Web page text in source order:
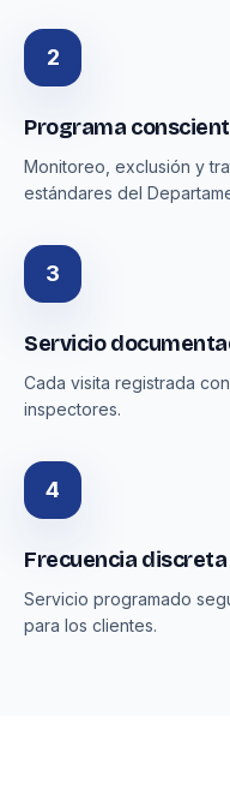
2
Programa
Monitoreo, exclusión y
estándares del
3
Servicio
Cada visita registrada
inspectores.
4
Frecuencia discreta
Servicio programado
para los clientes.